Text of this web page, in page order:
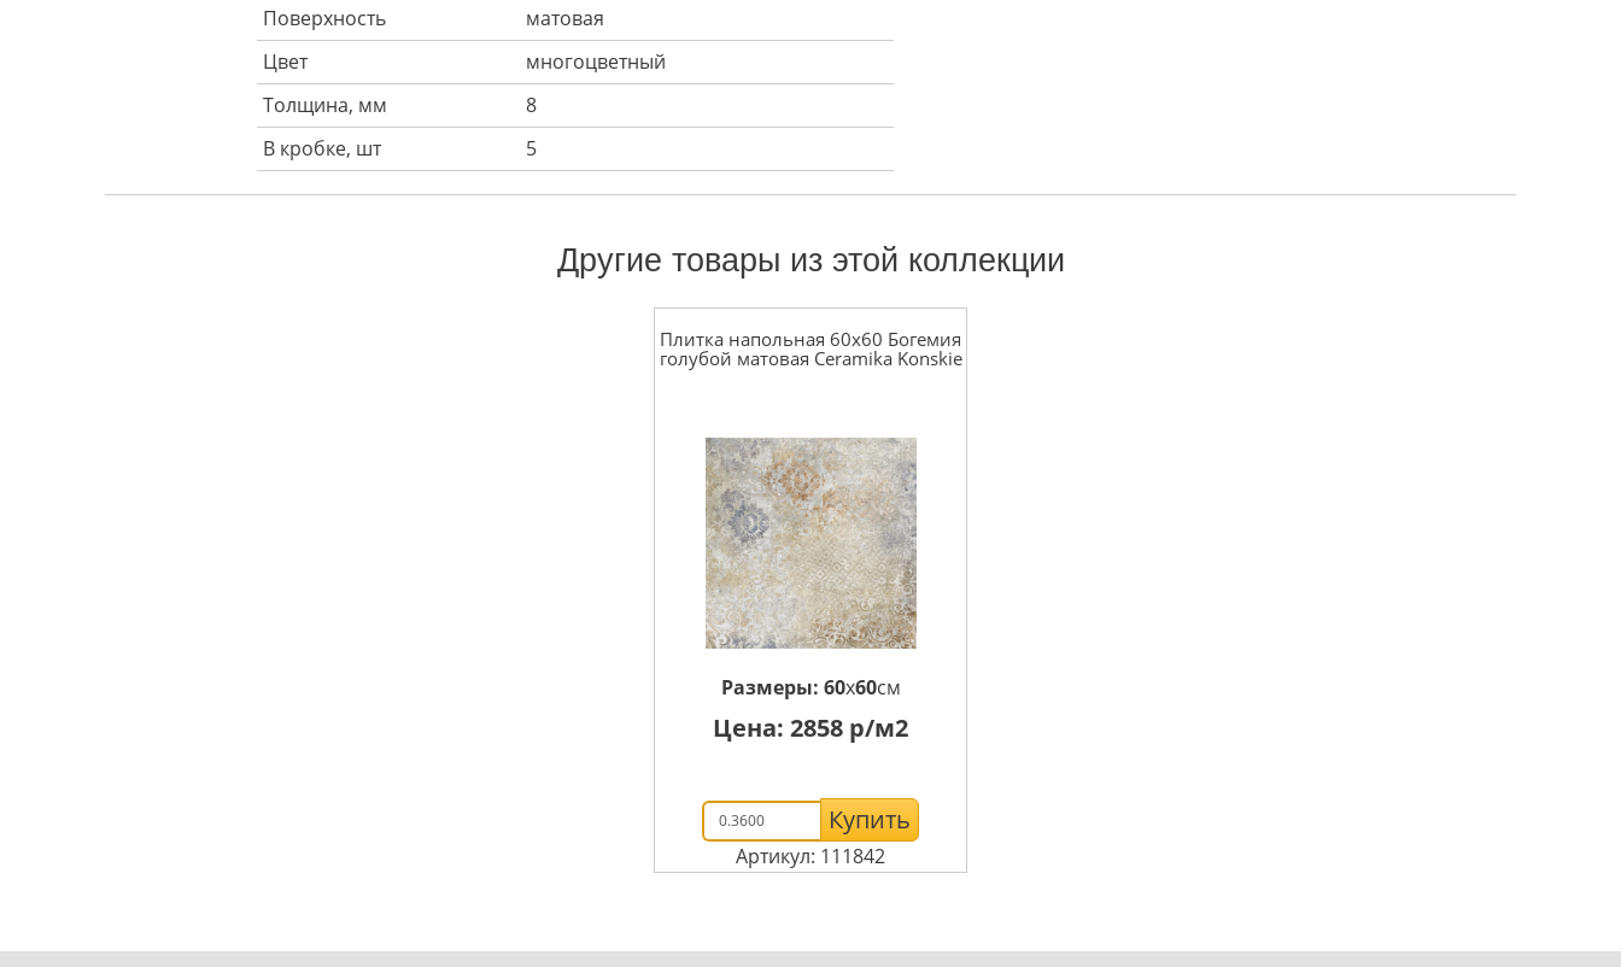
Поверхность
матовая
Цвет
многоцветный
Толщина, мм
8
В кробке, шт
5
Другие товары из этой коллекции
Плитка напольная 60x60 Богемия
голубой матовая Ceramika Konskie
Размеры: 60x60см
Цена: 2858 р/м2
Купить
Артикул: 111842